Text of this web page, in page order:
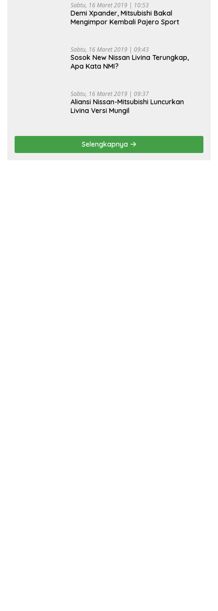
Sabtu, 16 Maret 2019 | 10:53
Demi Xpander, Mitsubishi Bakal
Mengimpor Kembali Pajero Sport
Sabtu, 16 Maret 2019 | 09:43
Sosok New Nissan Livina Terungkap,
Apa Kata NMI?
Sabtu, 16 Maret 2019 | 09:37
Aliansi Nissan-Mitsubishi Luncurkan
Livina Versi Mungil
Selengkapnya